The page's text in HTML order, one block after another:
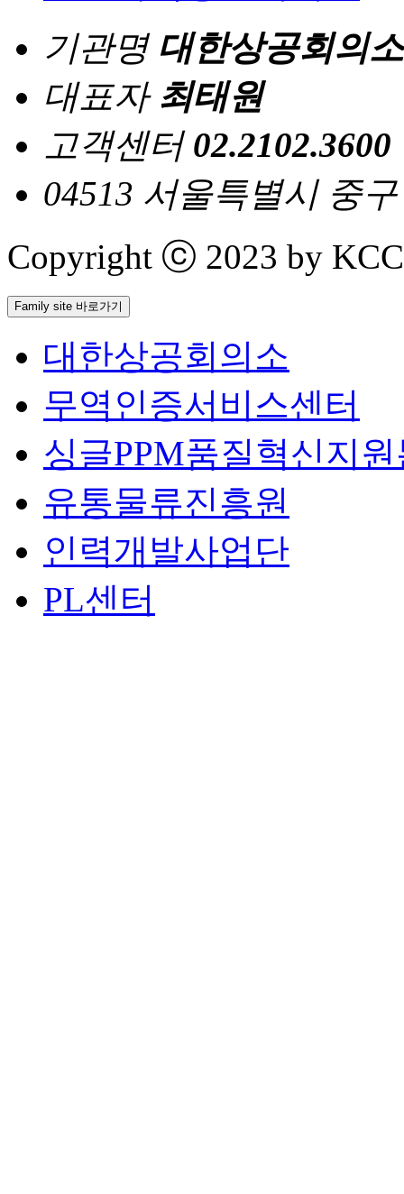
기관명 대한상공회의소
대표자 최태원
고객센터 02.2102.3600
04513 서울특별시 중
Copyright ⓒ 2023 by
Family site 바로가기
대한상공회의소
무역인증서비스센터
싱글PPM품질혁신지
유통물류진흥원
인력개발사업단
PL센터